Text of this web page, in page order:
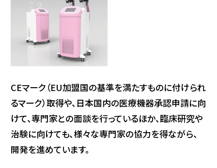
CEマーク（EU加盟国の基準を満たすものに付けられ
るマーク）取得や、日本国内の医療機器承認申請に向
けて、専門家との面談を行っているほか、臨床研究や
治験に向けても、様々な専門家の協力を得ながら、
開発を進めています。